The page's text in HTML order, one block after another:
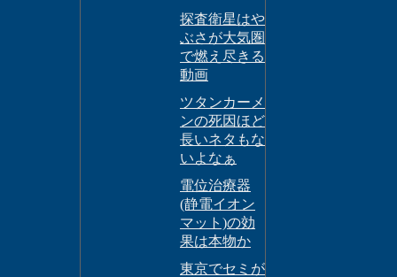
探査衛星はや
ぶさが大気圏
で燃え尽きる
動画
ツタンカーメ
ンの死因ほど
長いネタもな
いよなぁ
電位治療器
(静電イオン
マット)の効
果は本物か
東京でセミが